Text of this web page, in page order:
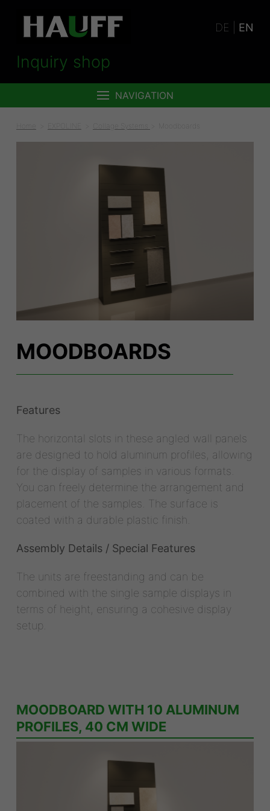
DE EN
Inquiry shop
NAVIGATION
EXPOLINE
MOODBOARDS
Features
The horizontal slots in these angled wall panels
are designed to hold aluminum profiles, allowing
for the display of samples in various formats.
You can freely determine the arrangement and
placement of the samples. The surface is
coated with a durable plastic finish.
Assembly Details / Special Features
The units are freestanding and can be
combined with the single sample displays in
terms of height, ensuring a cohesive display
setup.
MOODBOARD WITH 10 ALUMINUM
PROFILES, 40 CM WIDE